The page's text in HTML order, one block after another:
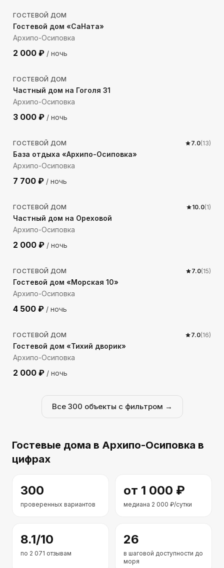
ГОСТЕВОЙ ДОМ
Гостевой дом «СаНата»
Архипо-Осиповка
2 000 ₽ / ночь
84 м до моря
ГОСТЕВОЙ ДОМ
Частный дом на Гоголя 31
Архипо-Осиповка
3 000 ₽ / ночь
670м до моря
ГОСТЕВОЙ ДОМ 7.0(13)
База отдыха «Архипо-Осиповка»
Архипо-Осиповка
7 700 ₽ / ночь
787м до моря
ГОСТЕВОЙ ДОМ 10.0(1)
Частный дом на Ореховой
Архипо-Осиповка
2 000 ₽ / ночь
674м до моря
ГОСТЕВОЙ ДОМ 7.0(15)
Гостевой дом «Морская 10»
Архипо-Осиповка
4 500 ₽ / ночь
863м до моря
ГОСТЕВОЙ ДОМ 7.0(16)
Гостевой дом «Тихий дворик»
Архипо-Осиповка
2 000 ₽ / ночь
Все 300 объекты с фильтром →
Гостевые дома в Архипо-Осиповка в
цифрах
300
проверенных вариантов
от 1 000 ₽
медиана 2 000 ₽/сутки
8.1/10
по 2 071 отзывам
26
в шаговой доступности до
моря